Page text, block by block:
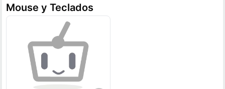
Mouse y Teclados